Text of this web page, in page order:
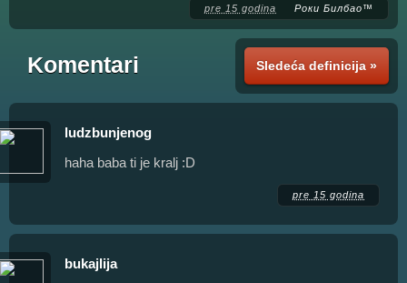
pre 15 godina Роки Билбао™
Sledeća definicija »
Komentari
ludzbunjenog
haha baba ti je kralj :D
pre 15 godina
bukajlija